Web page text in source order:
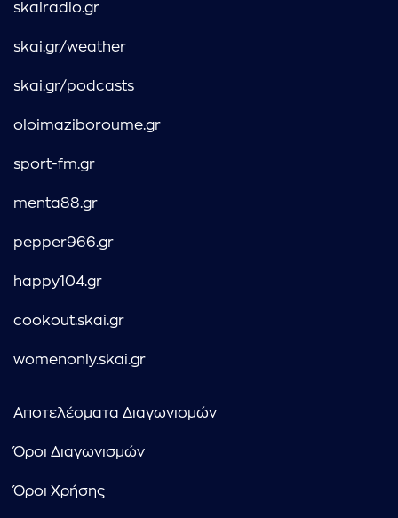
skairadio.gr
skai.gr/weather
skai.gr/podcasts
oloimaziboroume.gr
sport-fm.gr
menta88.gr
pepper966.gr
happy104.gr
cookout.skai.gr
womenonly.skai.gr
Αποτελέσματα Διαγωνισμών
Όροι Διαγωνισμών
Όροι Χρήσης